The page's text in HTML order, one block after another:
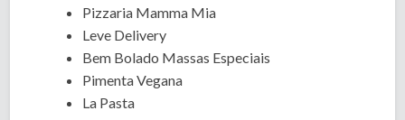
Pizzaria Mamma Mia
Leve Delivery
Bem Bolado Massas Especiais
Pimenta Vegana
La Pasta